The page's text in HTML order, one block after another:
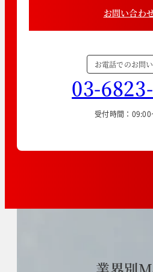
お問い合わ
お電話でのお問
03-
受付時間：